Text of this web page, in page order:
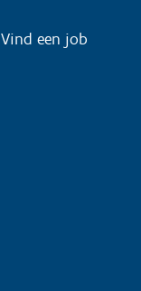
Vind een job